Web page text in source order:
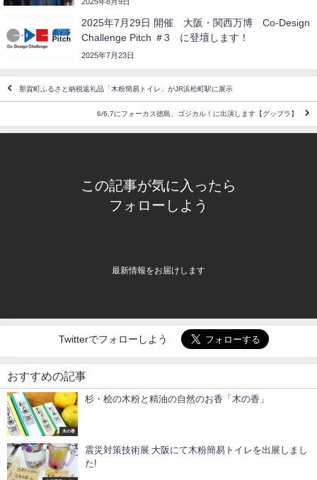
2025年7月29日 開催 大阪・関西万博 Co-Design
Challenge Pitch ＃3 に登壇します！
2025年7月23日
那賀町ふるさと納税返礼品「木粉簡易トイレ」がJR浜松町駅に展示
6/6,7にフォーカス徳島、ゴジカル！に出演します【グップラ】
この記事が気に入ったら
フォローしよう
最新情報をお届けします
Twitterでフォローしよう
おすすめの記事
木の香
杉・桧の木粉と精油の自然のお香「木の香」
震災対策技術展 大阪にて木粉簡易トイレを出展しまし
た!